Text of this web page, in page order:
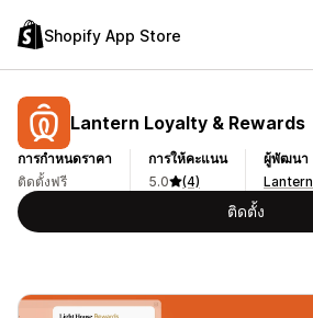
Shopify App Store
Lantern Loyalty & Rewards
การกำหนดราคา
ติดตั้งฟรี
การให้คะแนน
5.0
(4)
ผู้พัฒนา
Lantern
ติดตั้ง